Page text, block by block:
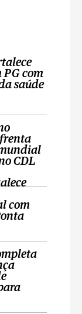
PG com
saúde
CDL
com